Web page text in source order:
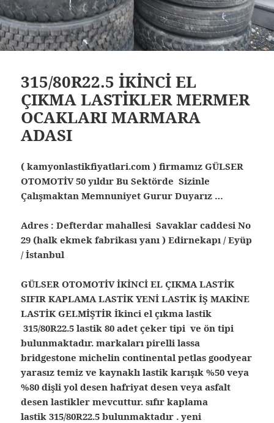
315/80R22.5 İKİNCİ EL
ÇIKMA LASTİKLER MERMER
OCAKLARI MARMARA
ADASI
( kamyonlastikfiyatlari.com ) firmamız GÜLSER
OTOMOTİV 50 yıldır Bu Sektörde Sizinle
Çalışmaktan Memnuniyet Gurur Duyarız …
Adres : Defterdar mahallesi Savaklar caddesi No
29 (halk ekmek fabrikası yanı ) Edirnekapı / Eyüp
/ İstanbul
GÜLSER OTOMOTİV İKİNCİ EL ÇIKMA LASTİK
SIFIR KAPLAMA LASTİK YENİ LASTİK İŞ MAKİNE
LASTİK GELMİŞTİR İkinci el çıkma lastik
315/80R22.5 lastik 80 adet çeker tipi ve ön tipi
bulunmaktadır. markaları pirelli lassa
bridgestone michelin continental petlas goodyear
yarasız temiz ve kaynaklı lastik karışık %50 veya
%80 dişli yol desen hafriyat desen veya asfalt
desen lastikler mevcuttur. sıfır kaplama
lastik 315/80R22.5 bulunmaktadır . yeni